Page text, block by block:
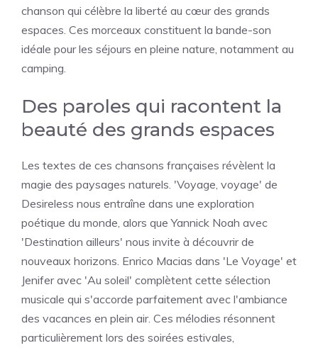
chanson qui célèbre la liberté au cœur des grands
espaces. Ces morceaux constituent la bande-son
idéale pour les séjours en pleine nature, notamment au
camping.
Des paroles qui racontent la
beauté des grands espaces
Les textes de ces chansons françaises révèlent la
magie des paysages naturels. 'Voyage, voyage' de
Desireless nous entraîne dans une exploration
poétique du monde, alors que Yannick Noah avec
'Destination ailleurs' nous invite à découvrir de
nouveaux horizons. Enrico Macias dans 'Le Voyage' et
Jenifer avec 'Au soleil' complètent cette sélection
musicale qui s'accorde parfaitement avec l'ambiance
des vacances en plein air. Ces mélodies résonnent
particulièrement lors des soirées estivales,